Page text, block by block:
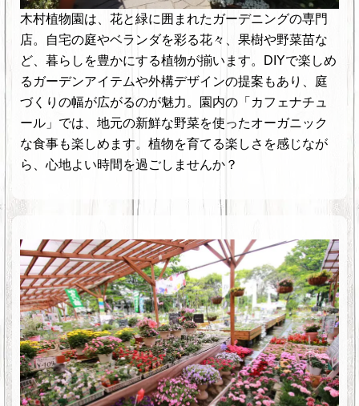
木村植物園は、花と緑に囲まれたガーデニングの専門
店。自宅の庭やベランダを彩る花々、果樹や野菜苗な
ど、暮らしを豊かにする植物が揃います。DIYで楽しめ
るガーデンアイテムや外構デザインの提案もあり、庭
づくりの幅が広がるのが魅力。園内の「カフェナチュ
ール」では、地元の新鮮な野菜を使ったオーガニック
な食事も楽しめます。植物を育てる楽しさを感じなが
ら、心地よい時間を過ごしませんか？